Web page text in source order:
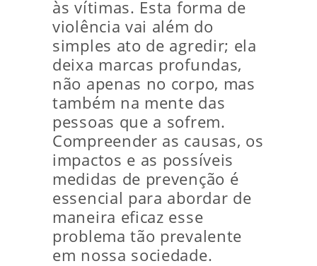
às vítimas. Esta forma de
violência vai além do
simples ato de agredir; ela
deixa marcas profundas,
não apenas no corpo, mas
também na mente das
pessoas que a sofrem.
Compreender as causas, os
impactos e as possíveis
medidas de prevenção é
essencial para abordar de
maneira eficaz esse
problema tão prevalente
em nossa sociedade.